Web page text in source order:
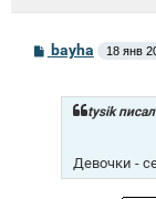
Сbayha 18 янв
tysik
Девочки -